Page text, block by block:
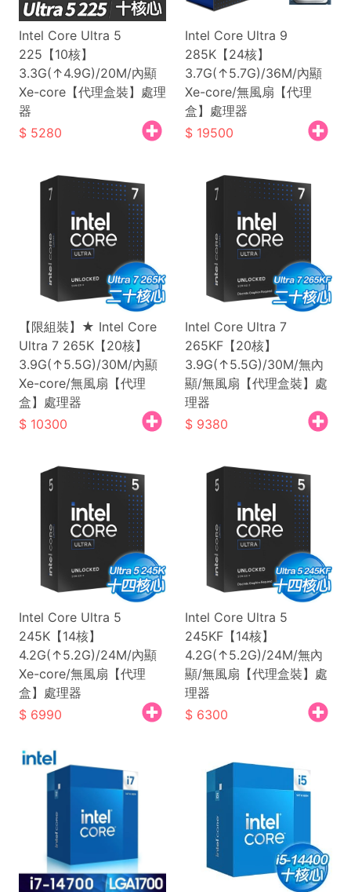
Intel Core Ultra 5
225【10核】
3.3G(↑4.9G)/20M/內顯
Xe-core【代理盒裝】處理
器
5280
Intel Core Ultra 9
285K【24核】
3.7G(↑5.7G)/36M/內顯
Xe-core/無風扇【代理
盒】處理器
19500
【限組裝】★ Intel Core
Ultra 7 265K【20核】
3.9G(↑5.5G)/30M/內顯
Xe-core/無風扇【代理
盒】處理器
10300
Intel Core Ultra 7
265KF【20核】
3.9G(↑5.5G)/30M/無內
顯/無風扇【代理盒裝】處
理器
9380
Intel Core Ultra 5
245K【14核】
4.2G(↑5.2G)/24M/內顯
Xe-core/無風扇【代理
盒】處理器
6990
Intel Core Ultra 5
245KF【14核】
4.2G(↑5.2G)/24M/無內
顯/無風扇【代理盒裝】處
理器
6300